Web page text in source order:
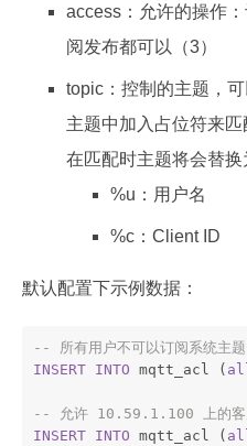
access：允许的操作
阅发布都可以（3）
topic：控制的主题，
主题中加入占位符来
在匹配时主题将会替
%u：用户名
%c：Client ID
默认配置下示例数据：
-- 所有用户不可以订阅系统主题
INSERT INTO mqtt_acl (
-- 允许 10.59.1.100 上的客
INSERT INTO mqtt_acl (